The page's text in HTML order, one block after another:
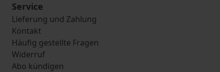
Service
Lieferung und Zahlung
Kontakt
Häufig gestellte Fragen
Widerruf
Abo kündigen